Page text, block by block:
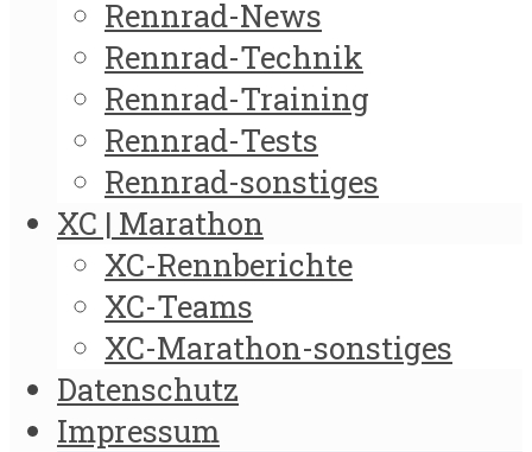
Rennrad-News
Rennrad-Technik
Rennrad-Training
Rennrad-Tests
Rennrad-sonstiges
XC | Marathon
XC-Rennberichte
XC-Teams
XC-Marathon-sonstiges
Datenschutz
Impressum